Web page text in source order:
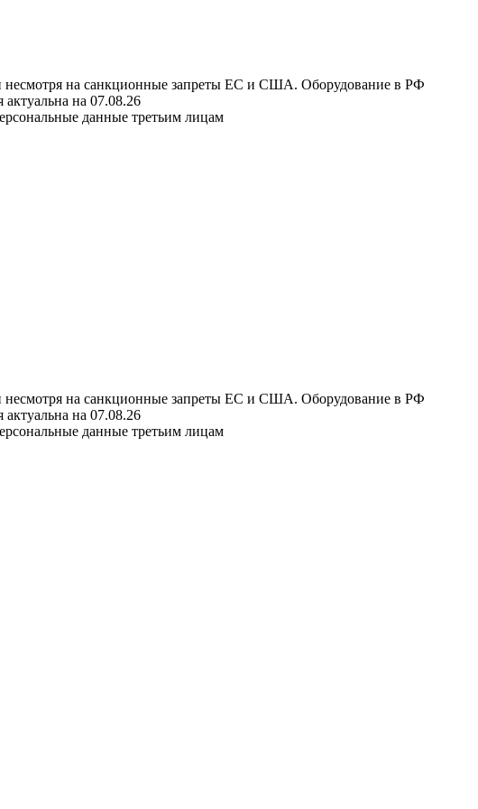
несмотря на санкционные запреты ЕС и США. Оборудование в РФ
на 07.08.26
данные третьим лицам
несмотря на санкционные запреты ЕС и США. Оборудование в РФ
на 07.08.26
данные третьим лицам